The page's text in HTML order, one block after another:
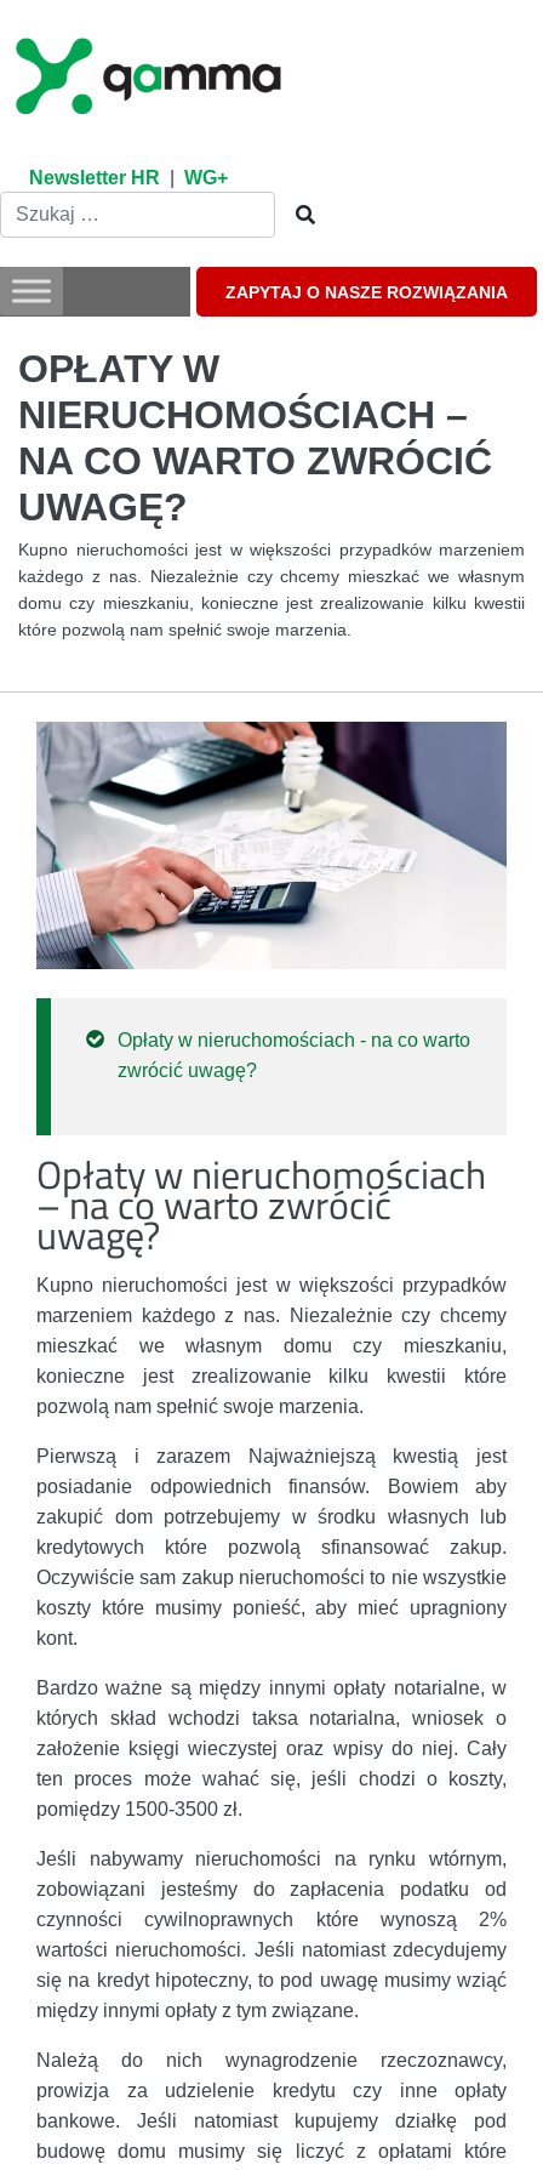
content
Newsletter HR WG+
ZAPYTAJ O NASZE ROZWIĄZANIA
OPŁATY W
NIERUCHOMOŚCIACH –
NA CO WARTO ZWRÓCIĆ
UWAGĘ?
Kupno nieruchomości jest w większości przypadków marzeniem
każdego z nas. Niezależnie czy chcemy mieszkać we własnym
domu czy mieszkaniu, konieczne jest zrealizowanie kilku kwestii
które pozwolą nam spełnić swoje marzenia.
Opłaty w nieruchomościach - na co warto
zwrócić uwagę?
Opłaty w nieruchomościach
– na co warto zwrócić
uwagę?
Kupno nieruchomości jest w większości przypadków
marzeniem każdego z nas. Niezależnie czy chcemy
mieszkać we własnym domu czy mieszkaniu,
konieczne jest zrealizowanie kilku kwestii które
pozwolą nam spełnić swoje marzenia.
Pierwszą i zarazem Najważniejszą kwestią jest
posiadanie odpowiednich finansów. Bowiem aby
zakupić dom potrzebujemy w środku własnych lub
kredytowych które pozwolą sfinansować zakup.
Oczywiście sam zakup nieruchomości to nie wszystkie
koszty które musimy ponieść, aby mieć upragniony
kont.
Bardzo ważne są między innymi opłaty notarialne, w
których skład wchodzi taksa notarialna, wniosek o
założenie księgi wieczystej oraz wpisy do niej. Cały
ten proces może wahać się, jeśli chodzi o koszty,
pomiędzy 1500-3500 zł.
Jeśli nabywamy nieruchomości na rynku wtórnym,
zobowiązani jesteśmy do zapłacenia podatku od
czynności cywilnoprawnych które wynoszą 2%
wartości nieruchomości. Jeśli natomiast zdecydujemy
się na kredyt hipoteczny, to pod uwagę musimy wziąć
między innymi opłaty z tym związane.
Należą do nich wynagrodzenie rzeczoznawcy,
prowizja za udzielenie kredytu czy inne opłaty
bankowe. Jeśli natomiast kupujemy działkę pod
budowę domu musimy się liczyć z opłatami które